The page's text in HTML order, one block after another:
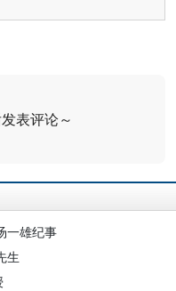
表评论～
一雄纪事
生